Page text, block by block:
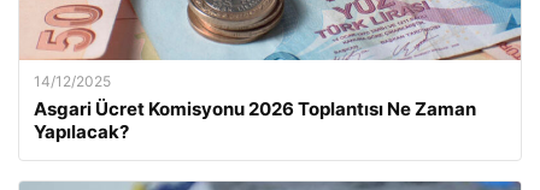
14/12/2025
Asgari Ücret Komisyonu 2026 Toplantısı Ne Zaman
Yapılacak?